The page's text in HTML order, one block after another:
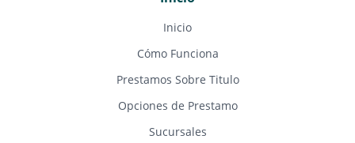
Inicio
Cómo Funciona
Prestamos Sobre Titulo
Opciones de Prestamo
Sucursales